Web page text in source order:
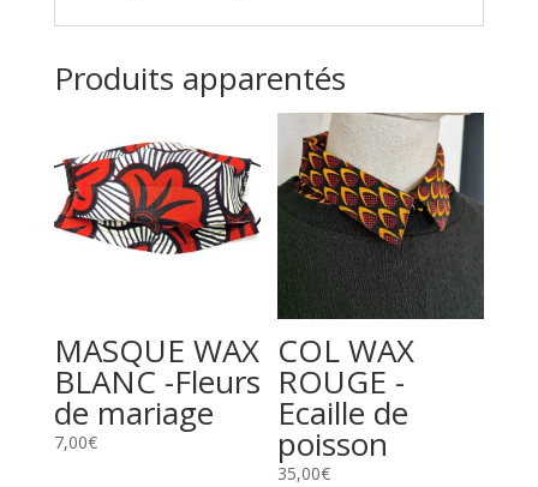
Produits apparentés
MASQUE WAX
BLANC -Fleurs
de mariage
7,00€
COL WAX
ROUGE -
Ecaille de
poisson
35,00€